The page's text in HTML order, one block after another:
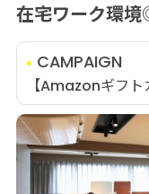
在宅ワーク環
CAMPAIGN
【Amazonギフ